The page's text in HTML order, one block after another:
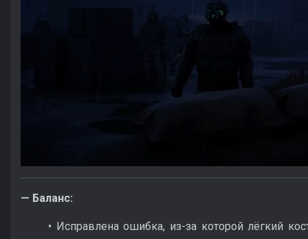
— Баланс:
• Исправлена ошибка, из-за которой лёгкий